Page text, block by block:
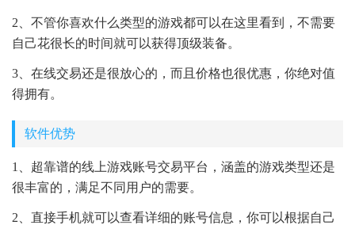
2、不管你喜欢什么类型的游戏都可以在这里看到，不需要
自己花很长的时间就可以获得顶级装备。
3、在线交易还是很放心的，而且价格也很优惠，你绝对值
得拥有。
软件优势
1、超靠谱的线上游戏账号交易平台，涵盖的游戏类型还是
很丰富的，满足不同用户的需要。
2、直接手机就可以查看详细的账号信息，你可以根据自己